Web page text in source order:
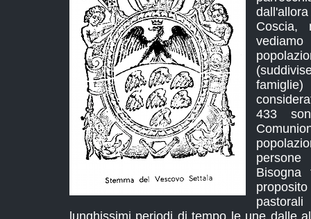
Coscia,
433
Bisogna